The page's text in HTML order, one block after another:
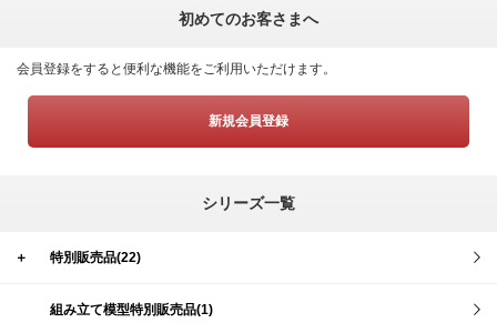
初めてのお客さまへ
会員登録をすると便利な機能をご利用いただけます。
新規会員登録
シリーズ一覧
＋ 特別販売品(22)
組み立て模型特別販売品(1)